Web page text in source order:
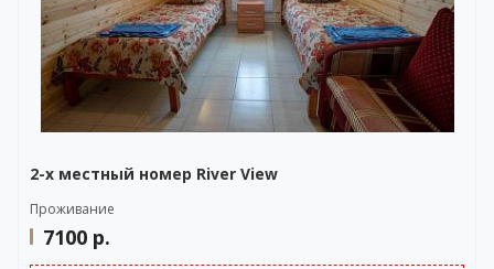
2-х местный номер River View
Проживание
7100 р.